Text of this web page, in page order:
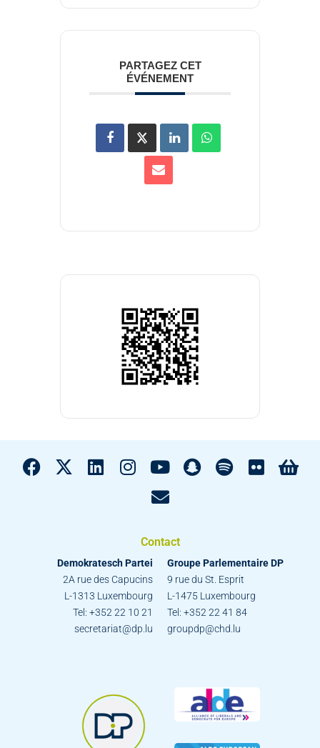
PARTAGEZ CET
ÉVÉNEMENT
Contact
Demokratesch Partei
2A rue des Capucins
L-1313 Luxembourg
Tel: +352 22 10 21
secretariat@dp.lu
Groupe Parlementaire DP
9 rue du St. Esprit
L-1475 Luxembourg
Tel: +352 22 41 84
groupdp@chd.lu